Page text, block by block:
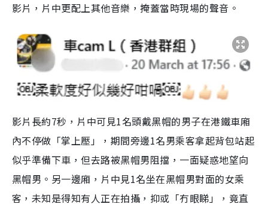
影片，片中更配上其他音樂，掩蓋當時現場的聲音。
影片長約7秒，片中可見1名頭戴黑帽的男子在港鐵車廂
內不停做「掌上壓」，期間旁邊1名男乘客拿起背包站起
似乎準備下車，但去路被黑帽男阻擋，一面疑惑地望向
黑帽男。另一邊廂，片中見1名坐在黑帽男對面的女乘
客，未知是得知有人正在拍攝，抑或「冇眼睇」，竟直